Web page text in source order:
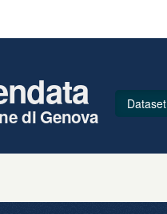
di Genova
Dataset